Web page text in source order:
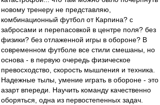
новому тренеру не представляю,
комбинационный футбол от Карпина? с
забросами и перепасовкой в центре поля? без
физики? без отлаженной игры в обороне? В
современном футболе все стили смешаны, но
основа - в первую очередь физическое
превосходство, скорость мышления и техника.
Надежные тылы, умение играть в обороне - это
азарт впереди. Научить команду качественно
оборяться, одна из первостепенных задач.